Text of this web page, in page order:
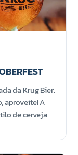
da Krug Bier.
aproveite! A
de cerveja